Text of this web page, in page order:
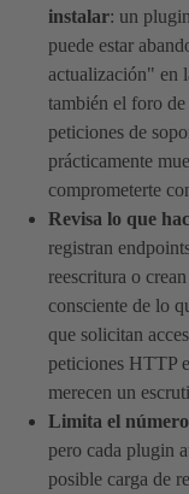
instalar: un
puede estar
actualización" en
también el foro
peticiones de
prácticamente
comprometerte
Revisa lo que
registran
reescritura o
consciente de lo
que solicitan
peticiones HTTP
merecen un
Limita el
pero cada plugin
posible carga de